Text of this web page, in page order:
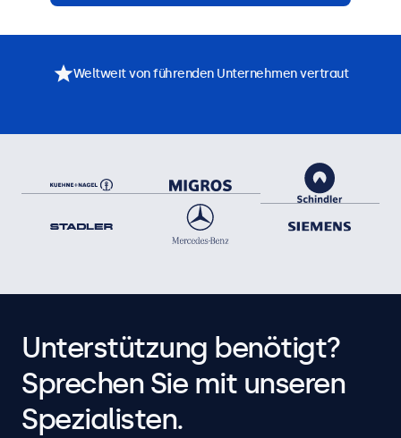
Weltweit von führenden Unternehmen vertraut
Unterstützung benötigt?
Sprechen Sie mit unseren
Spezialisten.